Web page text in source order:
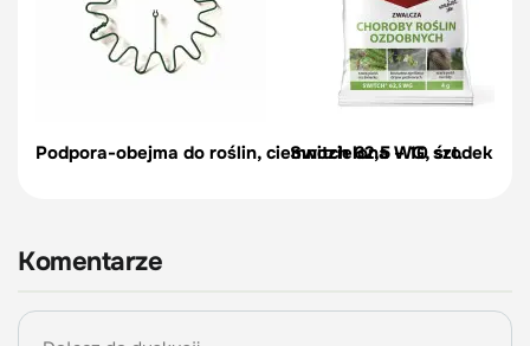
Podpora-obejma do roślin, ciemnozielona – 10 szt.
Switch 62,5 WG, środek
Komentarze